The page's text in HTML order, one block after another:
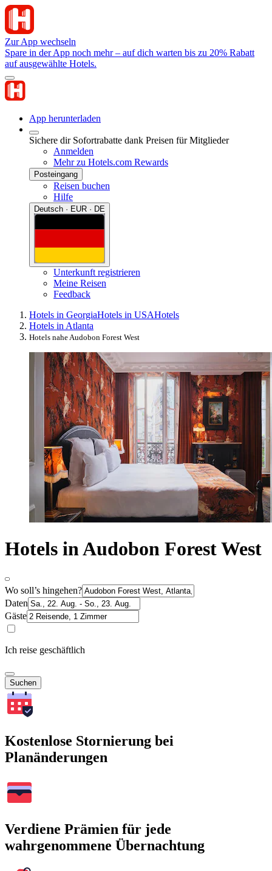
Zur App wechseln
Spare in der App noch mehr – auf dich warten bis zu 20% Rabatt
auf ausgewählte Hotels.
App herunterladen
Sichere dir Sofortrabatte dank Preisen für Mitglieder
Anmelden
Mehr zu Hotels.com Rewards
Posteingang
Reisen buchen
Hilfe
Deutsch · EUR · DE
Unterkunft registrieren
Meine Reisen
Feedback
Hotels in GeorgiaHotels in USAHotels
Hotels in Atlanta
Hotels nahe Audobon Forest West
Hotels in Audobon Forest West
Wo soll’s hingehen?
Daten
Gäste
Ich reise geschäftlich
Suchen
Kostenlose Stornierung bei
Planänderungen
Verdiene Prämien für jede
wahrgenommene Übernachtung